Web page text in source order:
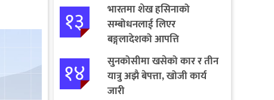
१३
भारतमा शेख हसिनाको
सम्बोधनलाई लिएर
बङ्गलादेशको आपत्ति
१४
सुनकोसीमा खसेको कार र तीन
यात्रु अझै बेपत्ता, खोजी कार्य
जारी